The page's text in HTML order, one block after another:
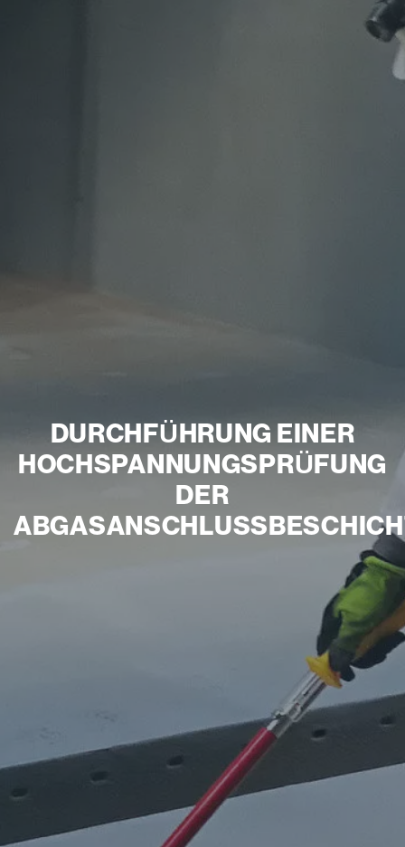
DURCHFÜHRUNG EINER
HOCHSPANNUNGSPRÜFUNG
DER